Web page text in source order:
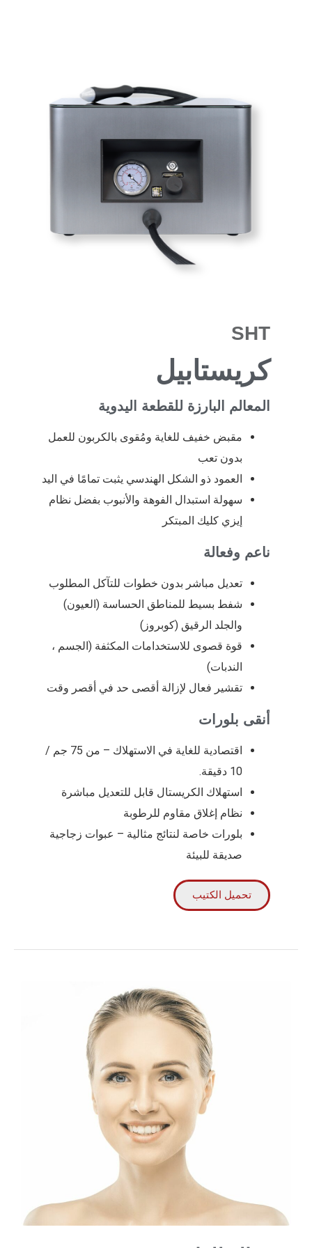
SHT
كريستابيل
المعالم البارزة للقطعة اليدوية
مقبض خفيف للغاية ومُقوى بالكربون للعمل
بدون تعب
العمود ذو الشكل الهندسي يثبت تمامًا في اليد
سهولة استبدال الفوهة والأنبوب بفضل نظام
إيزي كليك المبتكر
ناعم وفعالة
تعديل مباشر بدون خطوات للتآكل المطلوب
شفط بسيط للمناطق الحساسة (العيون)
والجلد الرقيق (كوبروز)
قوة قصوى للاستخدامات المكثفة (الجسم ،
الندبات)
تقشير فعال لإزالة أقصى حد في أقصر وقت
أنقى بلورات
اقتصادية للغاية في الاستهلاك – من 75 جم /
10 دقيقة.
استهلاك الكريستال قابل للتعديل مباشرة
نظام إغلاق مقاوم للرطوبة
بلورات خاصة لنتائج مثالية – عبوات زجاجية
صديقة للبيئة
تحميل الكتيب